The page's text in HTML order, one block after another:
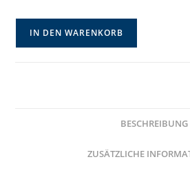
IN DEN WARENKORB
BESCHREIBUNG
ZUSÄTZLICHE